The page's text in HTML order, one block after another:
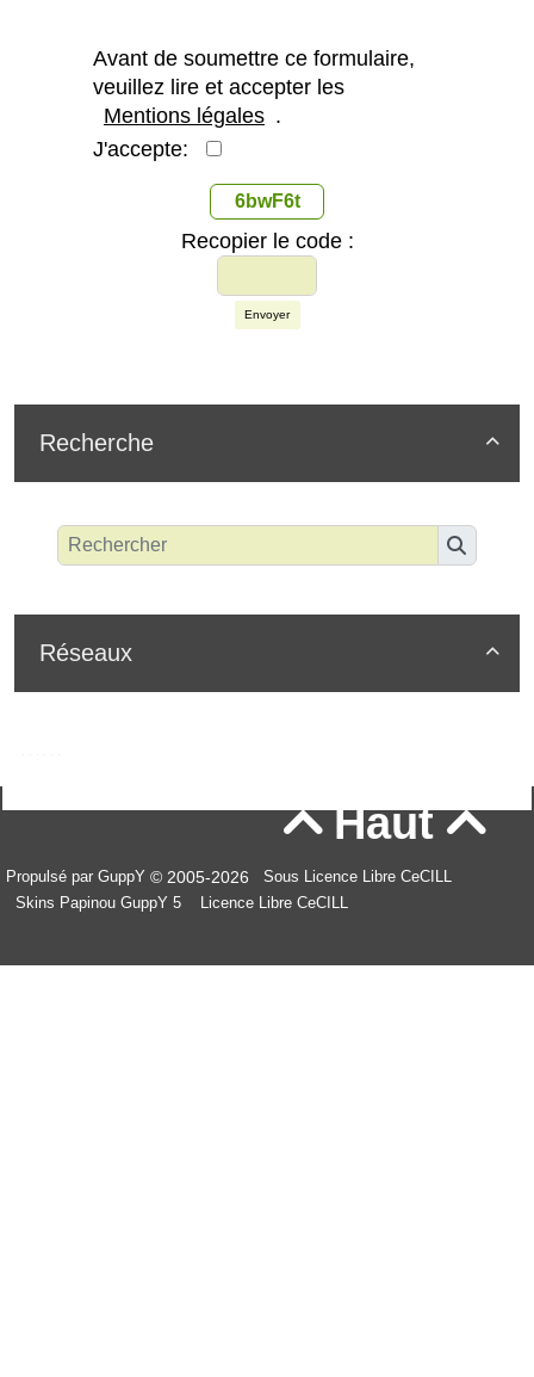
Avant de soumettre ce formulaire,
veuillez lire et accepter les
Mentions légales .
J'accepte:
6bwF6t
Recopier le code :
Envoyer

Recherche

Réseaux
Haut
Propulsé par GuppY © 2005-2026
Sous Licence Libre CeCILL
Skins Papinou GuppY 5
Licence Libre CeCILL